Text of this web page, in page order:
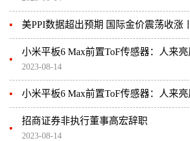
美PPI数据超出预期 国际金价震荡收涨
小米平板6 Max前置ToF传感器：人来
2023-08-14
小米平板6 Max前置ToF传感器：人来
招商证券非执行董事高宏辞职
2023-08-14